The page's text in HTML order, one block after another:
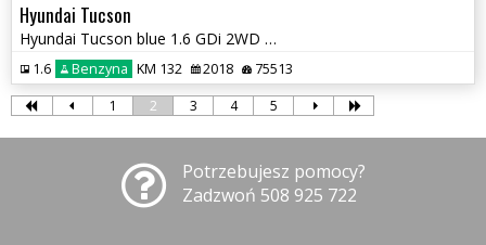
Hyundai Tucson
Hyundai Tucson blue 1.6 GDi 2WD Navi
1.6 Benzyna KM 132 2018 75513
1 2 3 4 5
Potrzebujesz pomocy?
Zadzwoń 508 925 722